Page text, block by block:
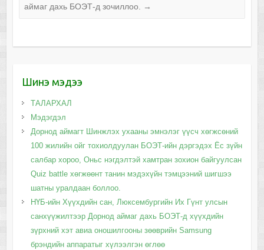
аймаг дахь БОЭТ-д зочиллоо.
→
Шинэ мэдээ
ТАЛАРХАЛ
Мэдэгдэл
Дорнод аймагт Шинжлэх ухааны эмнэлэг үүсч хөгжсөний
100 жилийн ойг тохиолдуулан БОЭТ-ийн дэргэдэх Ёс зүйн
салбар хороо, Оньс нэгдэлтэй хамтран зохион байгуулсан
Quiz battle хөгжөөнт танин мэдэхүйн тэмцээний шигшээ
шатны уралдаан боллоо.
НҮБ-ийн Хүүхдийн сан, Люксембургийн Их Гүнт улсын
санхүүжилтээр Дорнод аймаг дахь БОЭТ-д хүүхдийн
зүрхний хэт авиа оношилгооны зөөврийн Samsung
брэндийн аппаратыг хүлээлгэн өглөө